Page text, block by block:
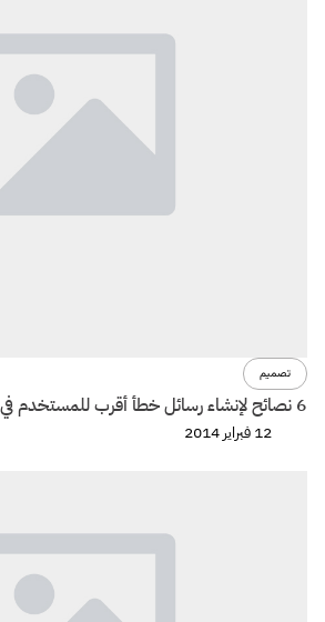
تصميم
6 نصائح لإنشاء رسائل خطأ أقرب للمستخدم في نموذج التسجيل
12 فبراير 2014